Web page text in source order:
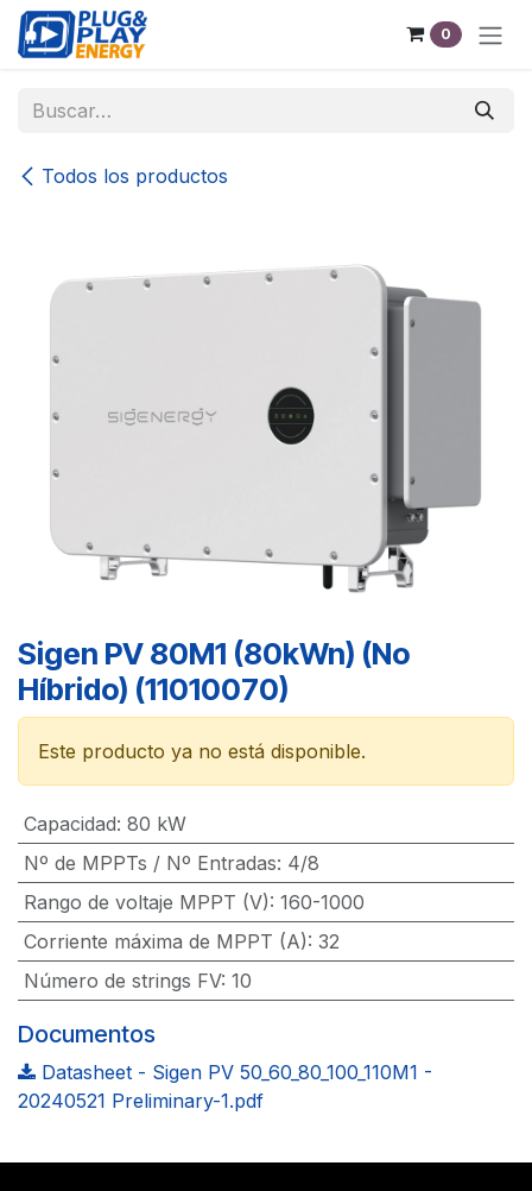
Ir al contenido
0
Todos los productos
Sigen PV 80M1 (80kWn) (No
Híbrido) (11010070)
Este producto ya no está disponible.
Capacidad: 80 kW
Nº de MPPTs / Nº Entradas: 4/8
Rango de voltaje MPPT (V): 160-1000
Corriente máxima de MPPT (A): 32
Número de strings FV: 10
Documentos
Datasheet - Sigen PV 50_60_80_100_110M1 -
20240521 Preliminary-1.pdf